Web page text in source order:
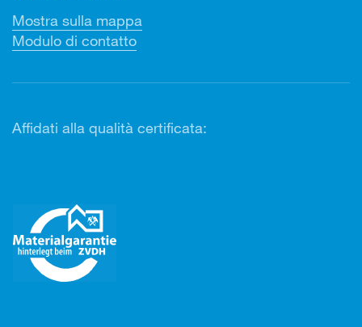
Mostra sulla mappa
Modulo di contatto
Affidati alla qualità certificata: